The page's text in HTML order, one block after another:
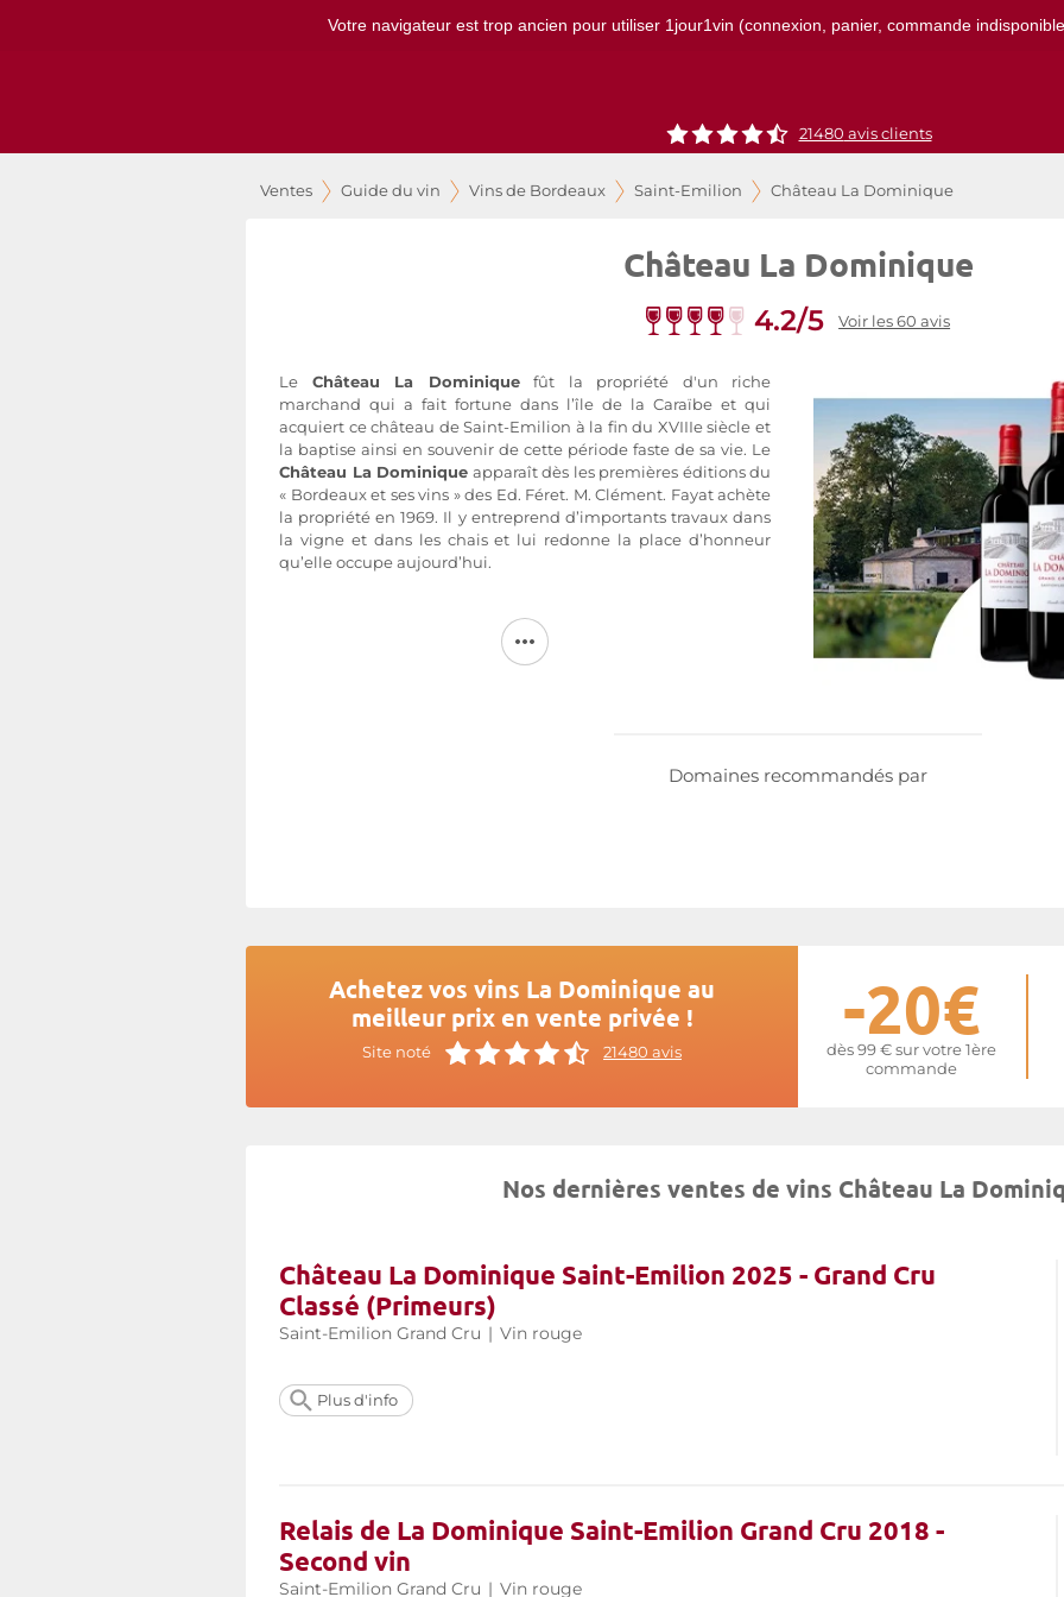
Votre navigateur est trop ancien pour utiliser 1jour1vin (connexion, panier, commande
21480 avis clients
Ventes Guide du vin Vins de Bordeaux Saint-Emilion Château La Dominique
Château La Dominique
4.2/5 Voir les 60 avis
Le Château La Dominiquefût la propriété d'un riche
marchand qui a fait fortune dans l’île de la Caraïbe et qui
acquiert ce château de Saint-Emilion à la fin du XVIIIe siècle et
la baptise ainsi en souvenir de cette période faste de sa vie. Le
Château La Dominique apparaît dès les premières éditions du
« Bordeaux et ses vins » des Ed. Féret. M. Clément. Fayat achète
la propriété en 1969. Il y entreprend d’importants travaux dans
la vigne et dans les chais et lui redonne la place d’honneur
qu’elle occupe aujourd’hui.
Cheval Blanc et de l'Evangile, Le Château La Dominique est
géré par Gwendeline Lucas et Yann Monties. Un tandem
Domaines recommandés par
Achetez vos vins La Dominique au
meilleur prix en vente privée !
Site noté 21480 avis
-20€
dès 99 € sur votre 1ère
commande
Nos dernières ventes de vins Château La
Château La Dominique Saint-Emilion 2025 - Grand Cru
Classé (Primeurs)
Saint-Emilion Grand Cru | Vin rouge
Plus d'info
Relais de La Dominique Saint-Emilion Grand Cru 2018 -
Second vin
Saint-Emilion Grand Cru | Vin rouge